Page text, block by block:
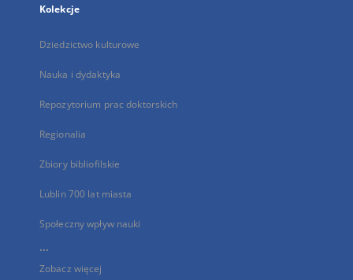
Kolekcje
Dziedzictwo kulturowe
Nauka i dydaktyka
Repozytorium prac doktorskich
Regionalia
Zbiory bibliofilskie
Lublin 700 lat miasta
Społeczny wpływ nauki
...
Zobacz więcej